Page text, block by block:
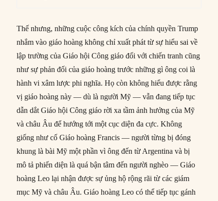
Thế nhưng, những cuộc công kích của chính quyền Trump
nhắm vào giáo hoàng không chỉ xuất phát từ sự hiểu sai về
lập trường của Giáo hội Công giáo đối với chiến tranh cũng
như sự phản đối của giáo hoàng trước những gì ông coi là
hành vi xâm lược phi nghĩa. Họ còn không hiểu được rằng
vị giáo hoàng này — dù là người Mỹ — vẫn đang tiếp tục
dẫn dắt Giáo hội Công giáo rời xa tầm ảnh hưởng của Mỹ
và châu Âu để hướng tới một cục diện đa cực. Không
giống như cố Giáo hoàng Francis — người từng bị đóng
khung là bài Mỹ một phần vì ông đến từ Argentina và bị
mô tả phiến diện là quá bận tâm đến người nghèo — Giáo
hoàng Leo lại nhận được sự ủng hộ rộng rãi từ các giám
mục Mỹ và châu Âu. Giáo hoàng Leo có thể tiếp tục gánh